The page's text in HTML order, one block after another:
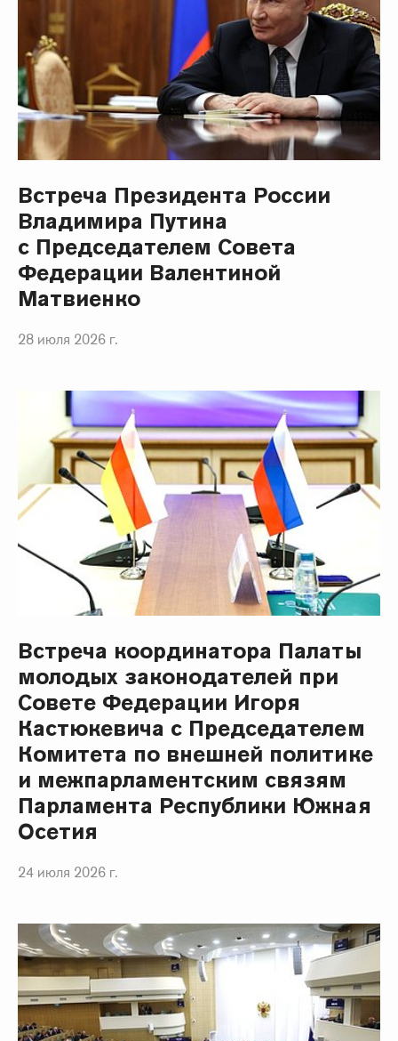
Встреча Президента России
Владимира Путина
с Председателем Совета
Федерации Валентиной
Матвиенко
28 июля 2026 г.
Встреча координатора Палаты
молодых законодателей при
Совете Федерации Игоря
Кастюкевича с Председателем
Комитета по внешней политике
и межпарламентским связям
Парламента Республики Южная
Осетия
24 июля 2026 г.